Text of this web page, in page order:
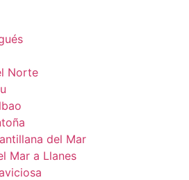
Norte
del Mar
Mar a Llanes